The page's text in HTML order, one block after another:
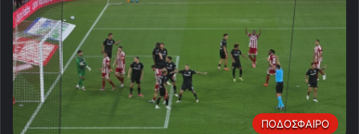
ΠΟΔΟΣΦΑΙΡΟ